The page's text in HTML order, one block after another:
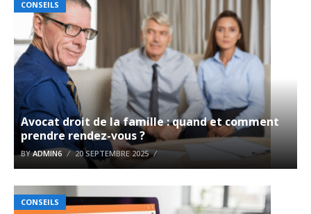
CONSEILS
Avocat droit de la famille : quand et comment
prendre rendez-vous ?
BYADMIN6 20 SEPTEMBRE 2025
CONSEILS